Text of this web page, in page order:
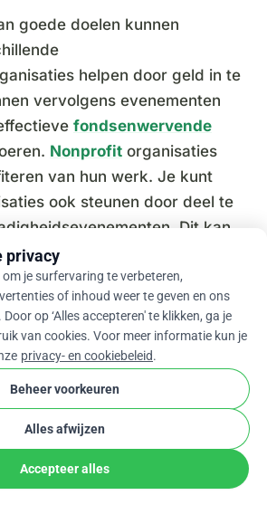
goede doelen kunnen
helpen door geld in te
vervolgens evenementen
fondsenwervende
Nonprofit organisaties
van hun werk. Je kunt
ook steunen door deel te
Dit kan
middel van donaties,
veilingen. Het is belangrijk
dat elke bijdrage telt.
die Goede Doelen
vakantieseizoen een
en mensen aansporen om
Naast het doneren van geld,
privacy
je surfervaring te verbeteren,
of inhoud weer te geven en ons
op ‘Alles accepteren' te klikken, ga je
van cookies. Voor meer informatie kun je
privacy- en cookiebeleid.
Beheer voorkeuren
Alles afwijzen
Accepteer alles